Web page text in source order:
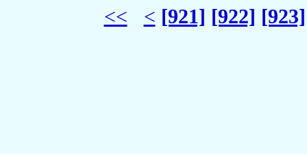
<< < [921] [922] [923]